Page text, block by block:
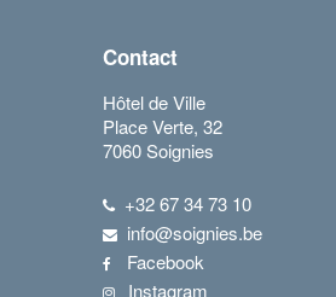
Contact
Hôtel de Ville
Place Verte, 32
7060 Soignies
+32 67 34 73 10
info@soignies.be
Facebook
Instagram